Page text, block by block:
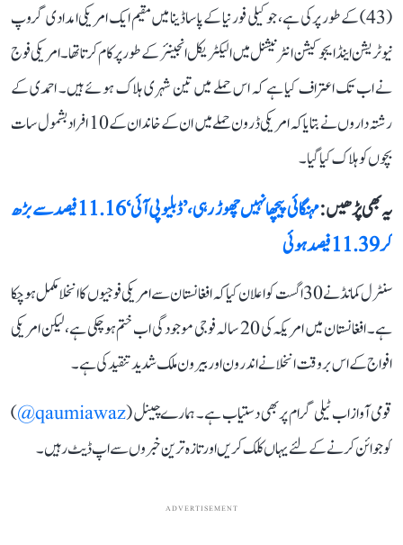
(43) کے طور پر کی ہے، جو کیلی فورنیا کے پاساڈینا میں مقیم ایک امریکی امدادی گروپ
نیوٹریشن اینڈ ایجوکیشن انٹرنیشنل میں الیکٹریکل انجینئر کے طور پر کام کرتا تھا۔ امریکی فوج
نے اب تک اعتراف کیا ہے کہ اس حملے میں تین شہری ہلاک ہوئے ہیں۔ احمدی کے
رشتہ داروں نے بتایا کہ امریکی ڈرون حملے میں ان کے خاندان کے 10 افراد بشمول سات
بچوں کو ہلاک کیا گیا۔
یہ بھی پڑھیں :
مہنگائی پیچھا نہیں چھوڑ رہی،’ڈبلیو پی آئی‘ 11.16 فیصد سے بڑھ
کر 11.39 فیصد ہوئی
سنٹرل کمانڈ نے 30 اگست کو اعلان کیا کہ افغانستان سے امریکی فوجیوں کا انخلا مکمل ہو چکا
ہے۔ افغانستان میں امریکہ کی 20 سالہ فوجی موجودگی اب ختم ہوچکی ہے، لیکن امریکی
افواج کے اس بروقت انخلا نے اندرون اور بیرون ملک شدید تنقید کی ہے۔
قومی آواز اب ٹیلی گرام پر بھی دستیاب ہے۔ ہمارے چینل (qaumiawaz@
)
کو جوائن کرنے کے لئے یہاں کلک کریں اور تازہ ترین خبروں سے اپ ڈیٹ رہیں۔
ADVERTISEMENT